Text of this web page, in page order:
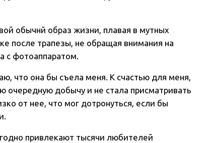
обычнй образ жизни, плавая в мутных
после трапезы, не обращая внимания на
с фотоаппаратом.
что она бы съела меня. К счастью для меня,
очередную добычу и не стала присматривать
от нее, что мог дотронуться, если бы
привлекают тысячи любителей